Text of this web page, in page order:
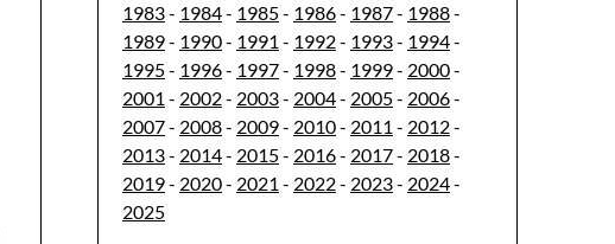
1983- 1984- 1985- 1986- 1987- 1988-
1989- 1990- 1991 - 1992- 1993- 1994-
1995- 1996- 1997- 1998- 1999- 2000-
2001 - 2002- 2003- 2004- 2005- 2006-
2007- 2008- 2009- 2010- 2011 - 2012-
2013- 2014- 2015- 2016- 2017- 2018-
2019- 2020- 2021 - 2022- 2023- 2024-
2025